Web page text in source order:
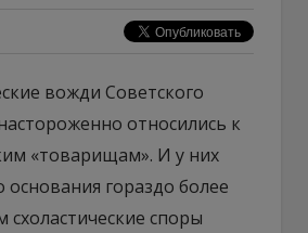
вожди Советcкого
относились к
«товарищам». И у них
основания гораздо более
схоластические споры